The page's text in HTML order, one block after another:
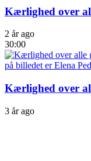
Kærlighed over
2 år ago
30:00
Kærlighed over
3 år ago